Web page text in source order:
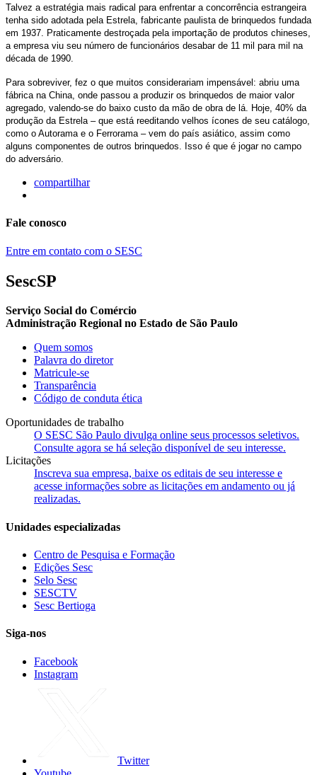
Talvez a estratégia mais radical para enfrentar a concorrência estrangeira
tenha sido adotada pela Estrela, fabricante paulista de brinquedos fundada
em 1937. Praticamente destroçada pela importação de produtos chineses,
a empresa viu seu número de funcionários desabar de 11 mil para mil na
década de 1990.
Para sobreviver, fez o que muitos considerariam impensável: abriu uma
fábrica na China, onde passou a produzir os brinquedos de maior valor
agregado, valendo-se do baixo custo da mão de obra de lá. Hoje, 40% da
produção da Estrela – que está reeditando velhos ícones de seu catálogo,
como o Autorama e o Ferrorama – vem do país asiático, assim como
alguns componentes de outros brinquedos. Isso é que é jogar no campo
do adversário.
compartilhar
Fale conosco
Entre em contato com o SESC
SescSP
Serviço Social do Comércio
Administração Regional no Estado de São Paulo
Quem somos
Palavra do diretor
Matricule-se
Transparência
Código de conduta ética
Oportunidades de trabalho
O SESC São Paulo divulga online seus processos seletivos.
Consulte agora se há seleção disponível de seu interesse.
Licitações
Inscreva sua empresa, baixe os editais de seu interesse e
acesse informações sobre as licitações em andamento ou já
realizadas.
Unidades especializadas
Centro de Pesquisa e Formação
Edições Sesc
Selo Sesc
SESCTV
Sesc Bertioga
Siga-nos
Facebook
Instagram
Twitter